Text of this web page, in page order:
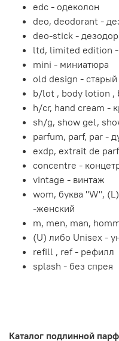
edc - одеколон
deo, deodorant -
deo-stick -
ltd, limited edition -
mini - миниатюра
old design - старый
b/lot , body lotion ,
h/cr, hand cream -
sh/g, show gel,
parfum, parf, par -
exdp, extrait de
concentre -
vintage - винтаж
wom, буква "W",
-женский
m, men, man,
(U) либо Unisex -
refill , ref - рефилл
splash - без спрея
Каталог подлинной